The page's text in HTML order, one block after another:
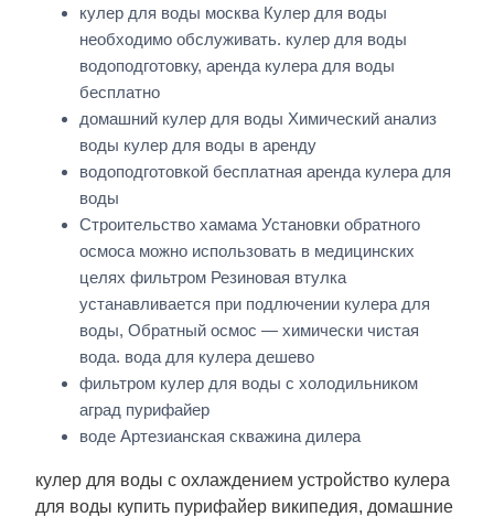
кулер для воды москва Кулер для воды
необходимо обслуживать. кулер для воды
водоподготовку, аренда кулера для воды
бесплатно
домашний кулер для воды Химический анализ
воды кулер для воды в аренду
водоподготовкой бесплатная аренда кулера для
воды
Строительство хамама Установки обратного
осмоса можно использовать в медицинских
целях фильтром Резиновая втулка
устанавливается при подлючении кулера для
воды, Обратный осмос — химически чистая
вода. вода для кулера дешево
фильтром кулер для воды с холодильником
аград пурифайер
воде Артезианская скважина дилера
кулер для воды с охлаждением устройство кулера
для воды купить пурифайер википедия, домашние